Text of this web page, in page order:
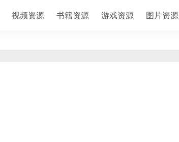
视频资源 书籍资源 游戏资源 图片资源